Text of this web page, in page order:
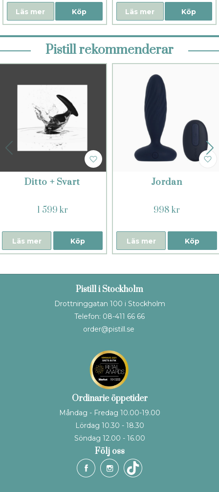
Köp
Läs mer Köp
Läs mer
Pistill rekommenderar
Ditto + Svart
1 599 kr
Köp
Läs mer
Jordan
998 kr
Köp
Läs mer
Pistill i Stockholm
Drottninggatan 100 i Stockholm
Telefon: 08-411 66 66
order@pistill.se
Ordinarie öppetider
Måndag - Fredag 10.00-19.00
Lördag 10.30 - 18.30
Söndag 12.00 - 16.00
Följ oss